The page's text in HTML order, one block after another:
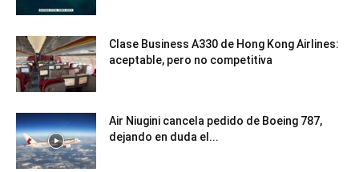
Clase Business A330 de Hong Kong Airlines:
aceptable, pero no competitiva
Air Niugini cancela pedido de Boeing 787,
dejando en duda el...